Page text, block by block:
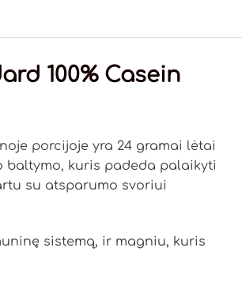
100% Casein
porcijoje yra 24 gramai lėtai
baltymo, kuris padeda palaikyti
su atsparumo svoriui
sistemą, ir magniu, kuris